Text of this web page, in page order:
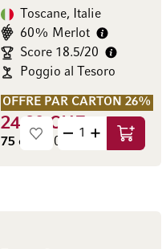
Toscane, Italie
60% Merlot
Score 18.5/20
Poggio al Tesoro
OFFRE PAR CARTON 26%
24.80 CHF
75 cl (33.07 CHF / l) Ajouter